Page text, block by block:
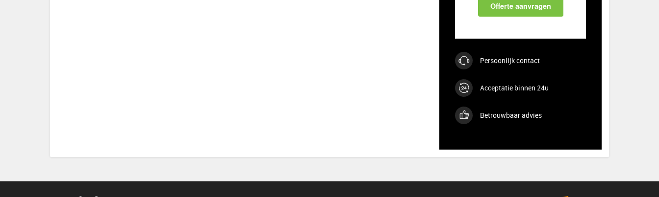
Offerte aanvragen
Persoonlijk contact
Acceptatie binnen 24u
Betrouwbaar advies